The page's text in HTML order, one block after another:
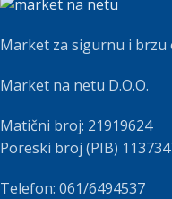
Market za sigurnu i brzu
Market na netu D.O.O.
Matični broj: 21919624
Poreski broj (PIB)
Telefon: 061/6494537